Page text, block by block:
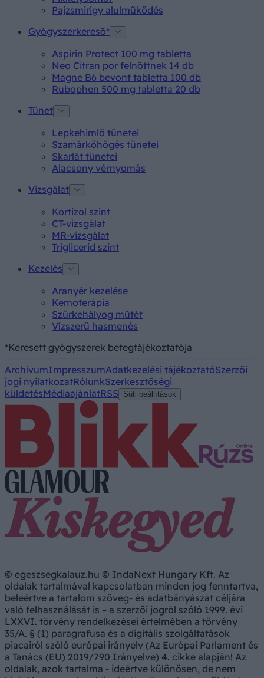
Pajzsmirigy alulműködés
Gyógyszerkereső*
Aspirin Protect 100 mg tabletta
Neo Citran por felnőttnek 14 db
Magne B6 bevont tabletta 100 db
Rubophen 500 mg tabletta 20 db
Tünet
Lepkehimlő tünetei
Szamárköhögés tünetei
Skarlát tünetei
Alacsony vérnyomás
Vizsgálat
Kortizol szint
CT-vizsgálat
MR-vizsgálat
Triglicerid szint
Kezelés
Aranyér kezelése
Kemoterápia
Szürkehályog műtét
Vízszerű hasmenés
*Keresett gyógyszerek betegtájékoztatója
ArchívumImpresszumAdatkezelési tájékoztatóSzerzői
jogi nyilatkozatRólunkSzerkesztőségi
küldetésMédiaajánlatRSS Süti beállítások
© egeszsegkalauz.hu © IndaNext Hungary Kft. Az
oldalak tartalmával kapcsolatban minden jog fenntartva,
beleértve a tartalom szöveg- és adatbányászat céljára
való felhasználását is – a szerzői jogról szóló 1999. évi
LXXVI. törvény rendelkezései értelmében a törvény
35/A. § (1) paragrafusa és a digitális szolgáltatások
piacairól szóló európai irányelv (Az Európai Parlament és
a Tanács (EU) 2019/790 Irányelve) 4. cikke alapján! Az
oldalak, azok tartalma - ideértve különösen, de nem